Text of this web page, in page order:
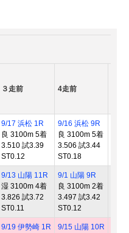
３走前 4走前
9/17 浜松 1R
良 3100m 5着
3.510 試3.39
ST0.12
9/16 浜松 9R
良 3100m 5着
3.506 試3.44
ST0.18
9/13 山陽 11R
湿 3100m 4着
3.826 試3.72
ST0.11
9/1 山陽 9R
良 3100m 2着
3.497 試3.42
ST0.12
9/19 伊勢崎 1R
9/15 山陽 10R